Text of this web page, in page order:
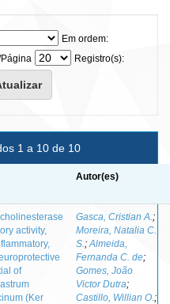
Em ordem:
Registro(s):
1 a 10 de 10
Autor(es)
activity,
of
(Ker
Gasca, Cristian A. ;
Moreira, Natalia C.
S. ; Almeida,
Fernanda C. de;
Gomes, João
Victor Dutra;
Castillo, Willian O. ;